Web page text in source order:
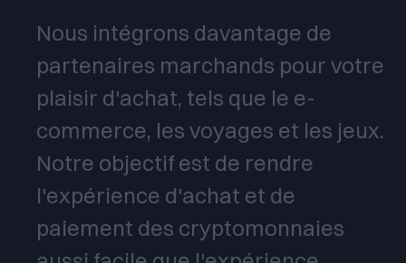
Nous intégrons davantage de
partenaires marchands pour votre
plaisir d'achat, tels que le e-
commerce, les voyages et les jeux.
Notre objectif est de rendre
l'expérience d'achat et de
paiement des cryptomonnaies